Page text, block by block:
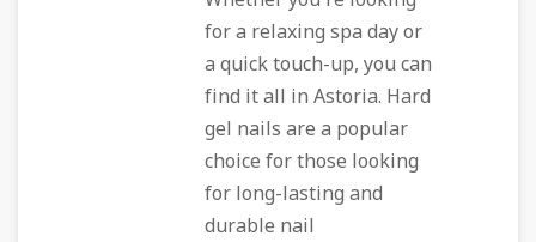
for a relaxing spa day or
a quick touch-up, you can
find it all in Astoria. Hard
gel nails are a popular
choice for those looking
for long-lasting and
durable nail